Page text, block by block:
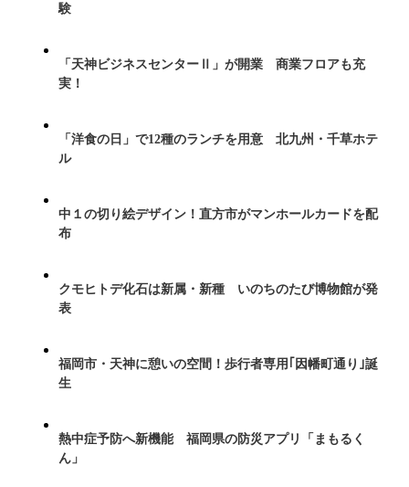
験
「天神ビジネスセンターⅡ」が開業 商業フロアも充
実！
「洋食の日」で12種のランチを用意 北九州・千草ホテ
ル
中１の切り絵デザイン！直方市がマンホールカードを配
布
クモヒトデ化石は新属・新種 いのちのたび博物館が発
表
福岡市・天神に憩いの空間！歩行者専用｢因幡町通り｣誕
生
熱中症予防へ新機能 福岡県の防災アプリ「まもるく
ん」